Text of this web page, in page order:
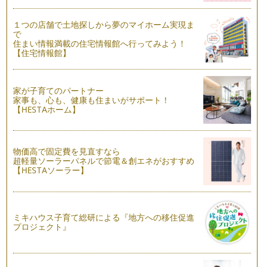
ニンジンをもっと楽しもう♪
こんにちは！ アクティブ野菜ソムリエの 岩本 香です。
蝉の声から、少しずつ虫の声に代…
＜食育＞が好き嫌いをへらしていく
こんにちは！ アクティブ野菜ソムリエの 岩本 香です。9
月になり、長かった夏休みも終わりま…
変身上手な野菜～ナスぎらい克服しよう～
皆さん、こんにちは！アクティブ野菜ソムリエの 岩本 香で
皆さん、こんにちは！アクティブ野菜ソムリエの 岩本 香
です。７月に入り、まだまだ不安定な…
皆さん、こんにちは！ アクティブ野菜ソムリエの岩本 香で
野菜も大変身！ 親子で作ろう ジェリーサラダ♪
皆さん、こんにちは！野菜ソムリエの岩本 香 です。東京も
とうとう梅雨入りしましたね。家にこ…
１つの店舗で土地探しから夢のマイホーム実現ま
で
住まい情報満載の住宅情報館へ行ってみよう！
【住宅情報館】
家が子育てのパートナー
家事も、心も、健康も住まいがサポート！
【HESTAホーム】
物価高で固定費を見直すなら
超軽量ソーラーパネルで節電＆創エネがおすすめ
【HESTAソーラー】
ミキハウス子育て総研による『地方への移住促進
プロジェクト』